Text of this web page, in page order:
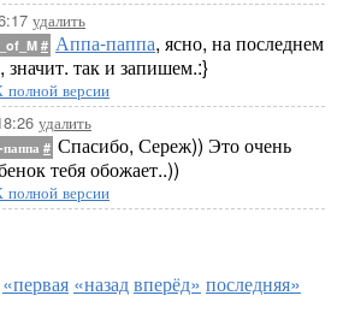
удалить
# Аппа-паппа, ясно, на последнем
значит. так и запишем.:}
полной версии
удалить
# Спасибо, Сереж)) Это очень
тебя обожает..))
полной версии
«первая «назадвперёд» последняя»